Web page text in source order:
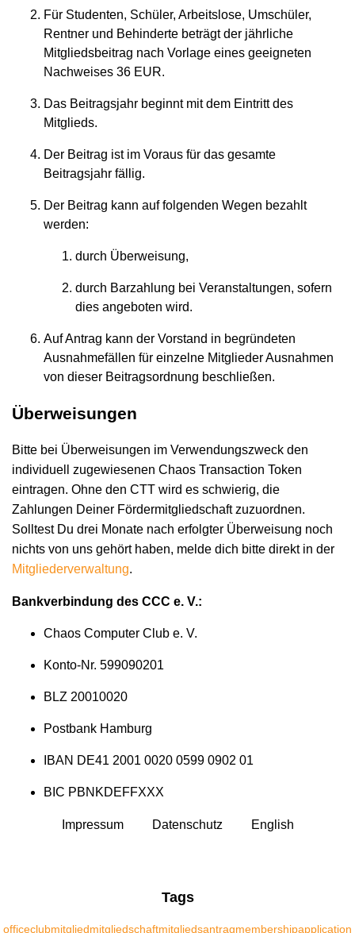
Für Studenten, Schüler, Arbeitslose, Umschüler,
Rentner und Behinderte beträgt der jährliche
Mitgliedsbeitrag nach Vorlage eines geeigneten
Nachweises 36 EUR.
Das Beitragsjahr beginnt mit dem Eintritt des
Mitglieds.
Der Beitrag ist im Voraus für das gesamte
Beitragsjahr fällig.
Der Beitrag kann auf folgenden Wegen bezahlt
werden:
durch Überweisung,
durch Barzahlung bei Veranstaltungen, sofern
dies angeboten wird.
Auf Antrag kann der Vorstand in begründeten
Ausnahmefällen für einzelne Mitglieder Ausnahmen
von dieser Beitragsordnung beschließen.
Überweisungen
Bitte bei Überweisungen im Verwendungszweck den
individuell zugewiesenen Chaos Transaction Token
eintragen. Ohne den CTT wird es schwierig, die
Zahlungen Deiner Fördermitgliedschaft zuzuordnen.
Solltest Du drei Monate nach erfolgter Überweisung noch
nichts von uns gehört haben, melde dich bitte direkt in der
Mitgliederverwaltung.
Bankverbindung des CCC e. V.:
Chaos Computer Club e. V.
Konto-Nr. 599090201
BLZ 20010020
Postbank Hamburg
IBAN DE41 2001 0020 0599 0902 01
BIC PBNKDEFFXXX
Impressum Datenschutz English
Tags
officeclubmitgliedmitgliedschaftmitgliedsantragmembershipapplication